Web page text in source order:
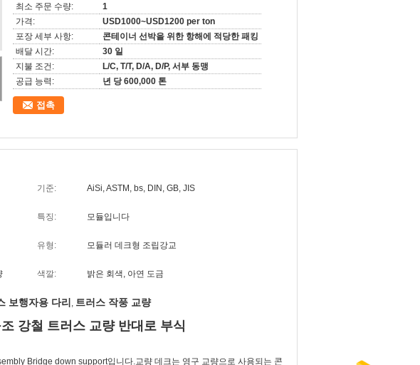
최소 주문 수량:
1
가격:
USD1000~USD1200 per ton
포장 세부 사항:
콘테이너 선박을 위한 항해에 적당한 패킹
배달 시간:
30 일
지불 조건:
L/C, T/T, D/A, D/P, 서부 동맹
공급 능력:
년 당 600,000 톤
접촉
기준: AiSi, ASTM, bs, DIN, GB, JIS
특징: 모듈입니다
유형: 모듈러 데크형 조립강교
색깔: 밝은 회색, 아연 도금
보행자용 다리 , 트러스 작풍 교량
강철 트러스 교량 반대로 부식
Bridge down support입니다.교량 데크는 영구 교량으로 사용되는 콘